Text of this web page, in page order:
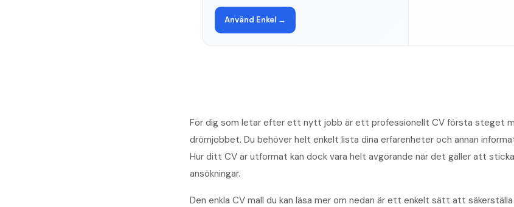
Använd Enkel →
För dig som letar efter ett nytt jobb är ett professionellt CV första steget
drömjobbet. Du behöver helt enkelt lista dina erfarenheter och annan
Hur ditt CV är utformat kan dock vara helt avgörande när det gäller att
ansökningar.
Den enkla CV mall du kan läsa mer om nedan är ett enkelt sätt att